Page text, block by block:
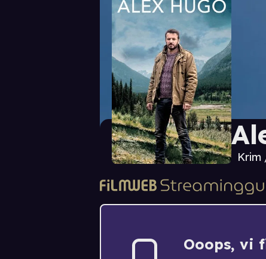
Krim
Ooops, vi